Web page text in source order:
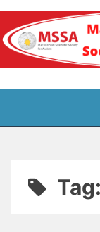
Skip
content
Tag: